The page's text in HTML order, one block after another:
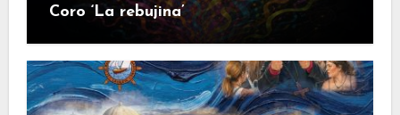
Coro ‘La rebujina’